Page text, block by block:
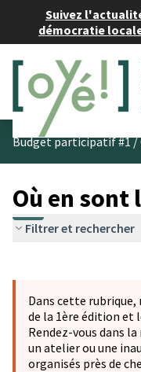
Suivez
démocratie
Budget participatif #1/
Où en sont
Filtrer et rechercher
−
Dans cette
de la 1ère édition et
Rendez-vous dans
un atelier ou une
organisés près de